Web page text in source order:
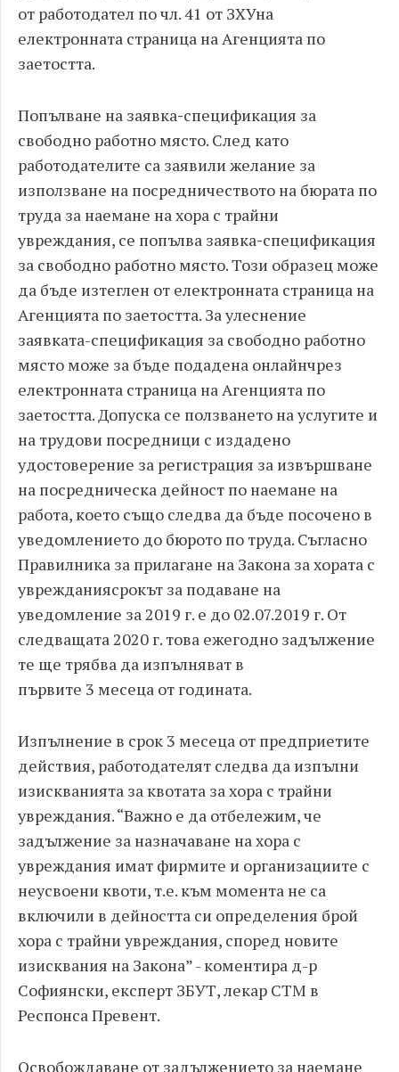
от работодател по чл. 41 от ЗХУна
електронната страница на Агенцията по
заетостта.
Попълване на заявка-спецификация за
свободно работно място. След като
работодателите са заявили желание за
използване на посредничеството на бюрата по
труда за наемане на хора с трайни
увреждания, се попълва заявка-спецификация
за свободно работно място. Този образец може
да бъде изтеглен от електронната страница на
Агенцията по заетостта. За улеснение
заявката-спецификация за свободно работно
място може за бъде подадена онлайнчрез
електронната страница на Агенцията по
заетостта. Допуска се ползването на услугите и
на трудови посредници с издадено
удостоверение за регистрация за извършване
на посредническа дейност по наемане на
работа, което също следва да бъде посочено в
уведомлението до бюрото по труда. Съгласно
Правилника за прилагане на Закона за хората с
уврежданиясрокът за подаване на
уведомление за 2019 г. е до 02.07.2019 г. От
следващата 2020 г. това ежегодно задължение
те ще трябва да изпълняват в
първите 3 месеца от годината.
Изпълнение в срок 3 месеца от предприетите
действия, работодателят следва да изпълни
изискванията за квотата за хора с трайни
увреждания. “Важно е да отбележим, че
задължение за назначаване на хора с
увреждания имат фирмите и организациите с
неусвоени квоти, т.е. към момента не са
включили в дейността си определения брой
хора с трайни увреждания, според новите
изисквания на Закона” - коментира д-р
Софиянски, експерт ЗБУТ, лекар СТМ в
Респонса Превент.
Освобождаване от задължението за наемане